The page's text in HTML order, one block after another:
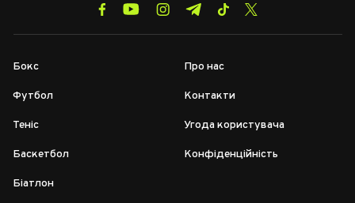
Бокс
Футбол
Теніс
Баскетбол
Біатлон
Про нас
Контакти
Угода користувача
Конфіденційність